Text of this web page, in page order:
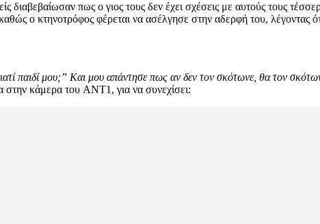
διαβεβαίωσαν πως ο γιος τους δεν έχει σχέσεις με αυτούς τους
ο κτηνοτρόφος φέρεται να ασέλγησε στην αδερφή του, λέγοντας
παιδί μου;” Και μου απάντησε πως αν δεν τον σκότωνε, θα τον
στην κάμερα του ANT1, για να συνεχίσει: